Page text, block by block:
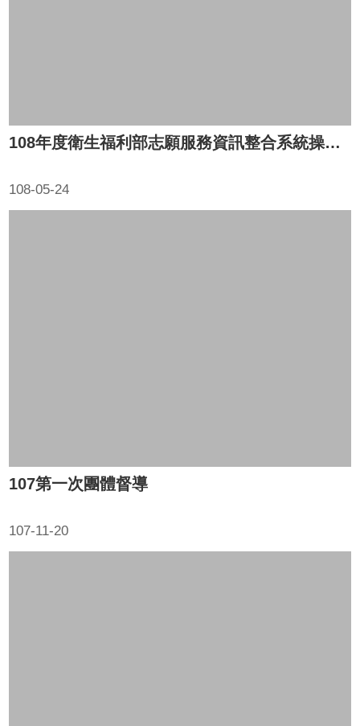
108年度衛生福利部志願服務資訊整合系統操作說明研習(一、二場)
108-05-24
107第一次團體督導
107-11-20